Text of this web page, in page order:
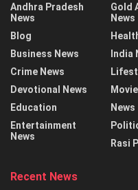
Andhra Pradesh
News
Blog
Business News
Crime News
Devotional News
Education
Entertainment
News
Gold
News
India
News
Rasi
Recent News